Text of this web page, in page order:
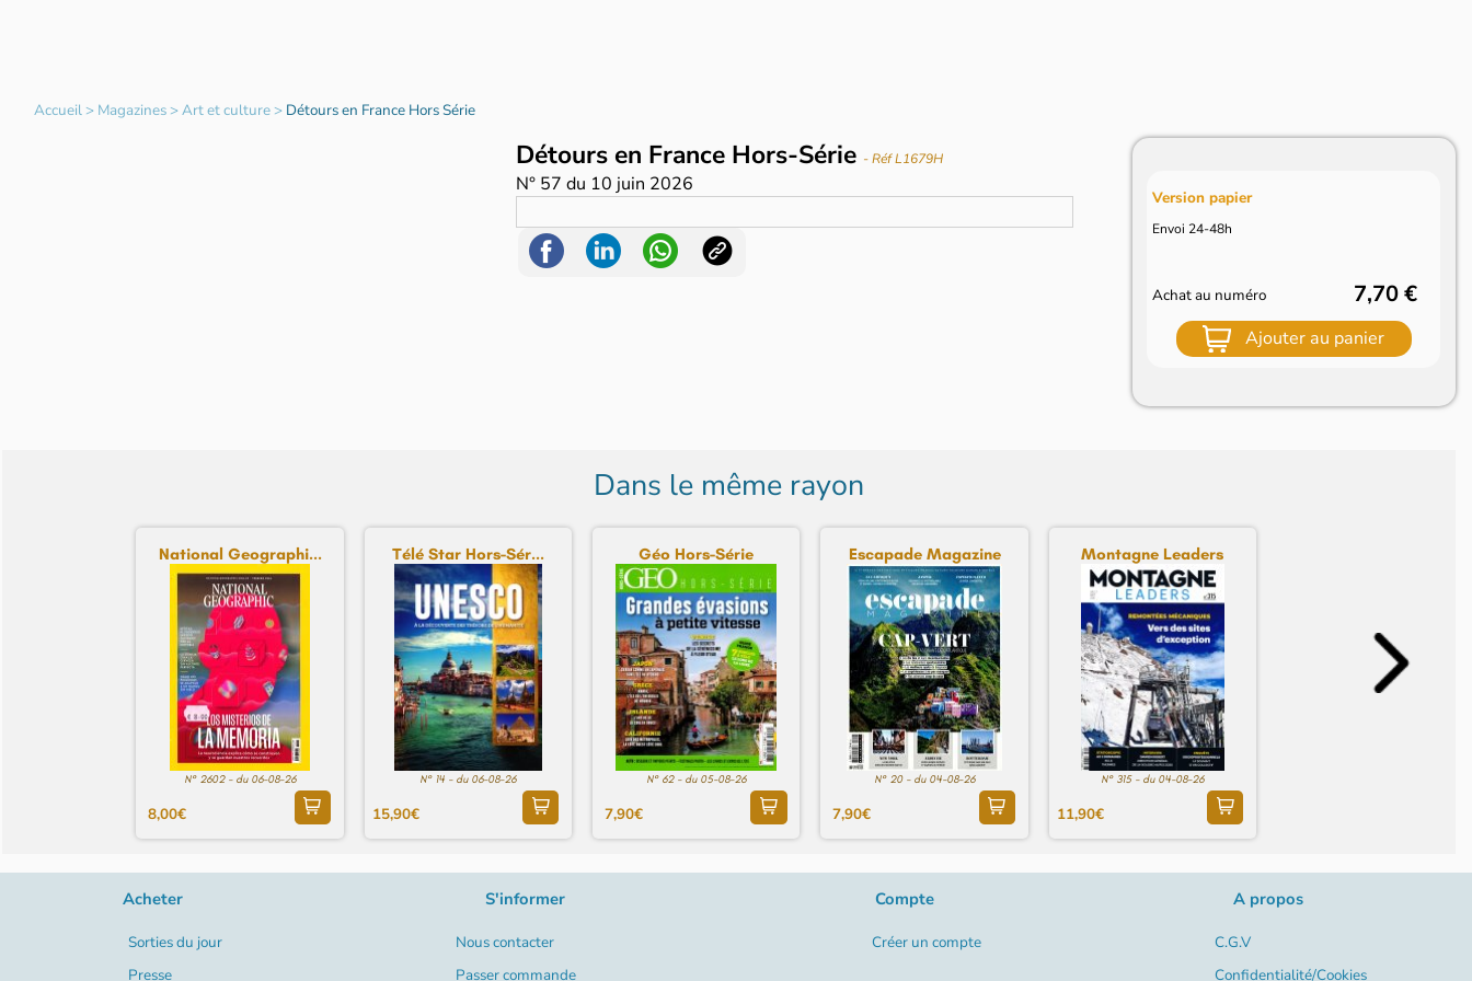
Accueil> Magazines>Art et culture> Détours en France Hors Série
Détours en France Hors-Série - Réf L1679H
N° 57 du 10 juin 2026
Version papier
Envoi 24-48h
Achat au numéro 7,70 €
Ajouter au panier
Dans le même rayon
National Geographi...
N° 2602 - du 06-08-26
8,00€
Télé Star Hors-Sér...
N° 14 - du 06-08-26
15,90€
Géo Hors-Série
N° 62 - du 05-08-26
7,90€
Escapade Magazine
N° 20 - du 04-08-26
7,90€
Montagne Leaders
N° 315 - du 04-08-26
11,90€
Acheter
Sorties du jour
Presse
S'informer
Nous contacter
Passer commande
Compte
Créer un compte
A propos
C.G.V
Confidentialité/Cookies